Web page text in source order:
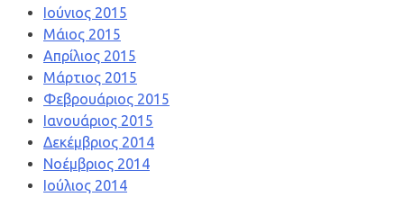
Ιούνιος 2015
Μάιος 2015
Απρίλιος 2015
Μάρτιος 2015
Φεβρουάριος 2015
Ιανουάριος 2015
Δεκέμβριος 2014
Νοέμβριος 2014
Ιούλιος 2014